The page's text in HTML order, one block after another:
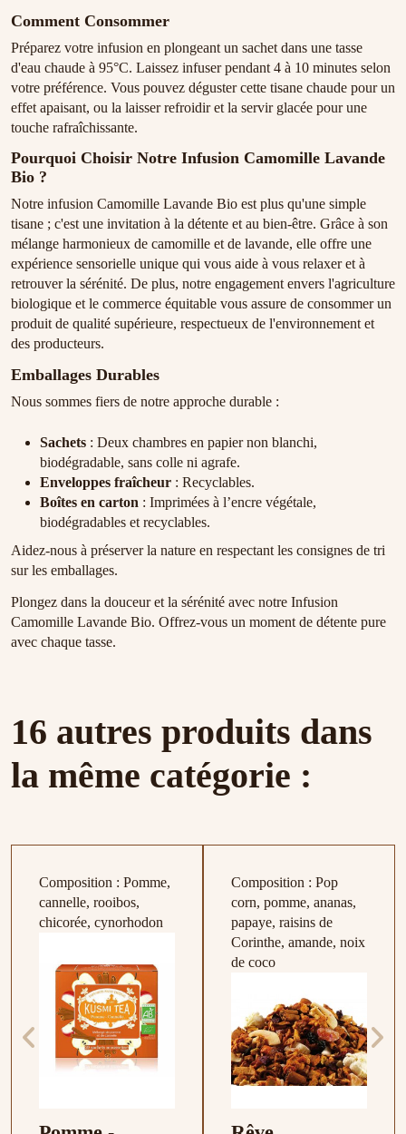
Comment Consommer
Préparez votre infusion en plongeant un sachet dans une tasse
d'eau chaude à 95°C. Laissez infuser pendant 4 à 10 minutes selon
votre préférence. Vous pouvez déguster cette tisane chaude pour un
effet apaisant, ou la laisser refroidir et la servir glacée pour une
touche rafraîchissante.
Pourquoi Choisir Notre Infusion Camomille Lavande
Bio ?
Notre infusion Camomille Lavande Bio est plus qu'une simple
tisane ; c'est une invitation à la détente et au bien-être. Grâce à son
mélange harmonieux de camomille et de lavande, elle offre une
expérience sensorielle unique qui vous aide à vous relaxer et à
retrouver la sérénité. De plus, notre engagement envers l'agriculture
biologique et le commerce équitable vous assure de consommer un
produit de qualité supérieure, respectueux de l'environnement et
des producteurs.
Emballages Durables
Nous sommes fiers de notre approche durable :
Sachets : Deux chambres en papier non blanchi,
biodégradable, sans colle ni agrafe.
Enveloppes fraîcheur : Recyclables.
Boîtes en carton : Imprimées à l’encre végétale,
biodégradables et recyclables.
Aidez-nous à préserver la nature en respectant les consignes de tri
sur les emballages.
Plongez dans la douceur et la sérénité avec notre Infusion
Camomille Lavande Bio. Offrez-vous un moment de détente pure
avec chaque tasse.
16 autres produits dans
la même catégorie :
Composition : Pomme,
cannelle, rooibos,
chicorée, cynorhodon
Composition : Pop
corn, pomme, ananas,
papaye, raisins de
Corinthe, amande, noix
de coco